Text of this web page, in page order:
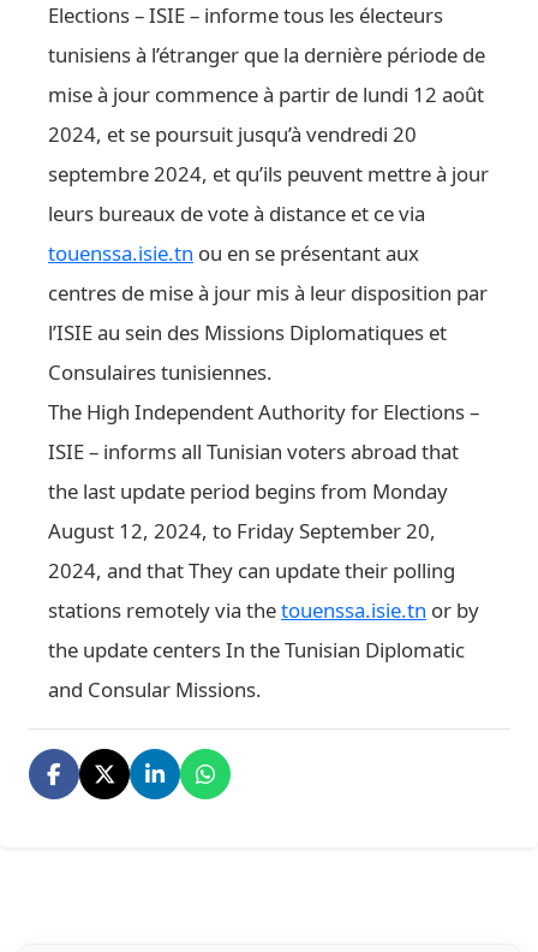
Elections – ISIE – informe tous les électeurs
tunisiens à l’étranger que la dernière période de
mise à jour commence à partir de lundi 12 août
2024, et se poursuit jusqu’à vendredi 20
septembre 2024, et qu’ils peuvent mettre à jour
leurs bureaux de vote à distance et ce via
touenssa.isie.tn ou en se présentant aux
centres de mise à jour mis à leur disposition par
l’ISIE au sein des Missions Diplomatiques et
Consulaires tunisiennes.
The High Independent Authority for Elections –
ISIE – informs all Tunisian voters abroad that
the last update period begins from Monday
August 12, 2024, to Friday September 20,
2024, and that They can update their polling
stations remotely via thetouenssa.isie.tn or by
the update centers In the Tunisian Diplomatic
and Consular Missions.